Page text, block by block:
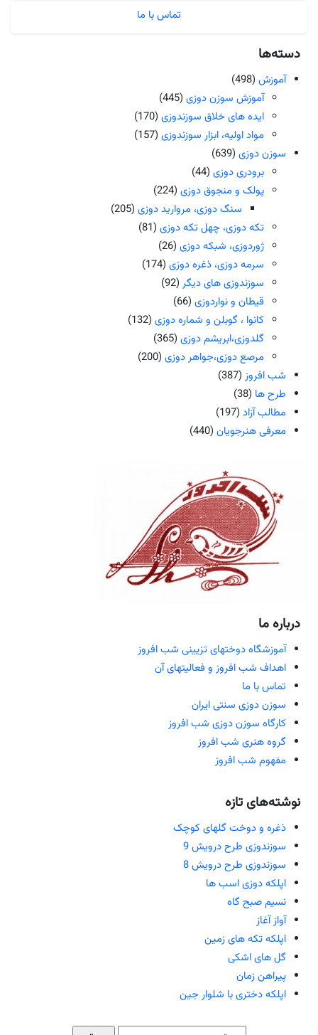
تماس با ما
دسته‌ها
آموزش (498)
آموزش سوزن دوزی (445)
ایده های خلاق سوزندوزی (170)
مواد اولیه، ابزار سوزندوزی (157)
سوزن دوزی (639)
برودری دوزی (44)
پولک و منجوق دوزی (224)
سنگ دوزی، مروارید دوزی(205)
تکه دوزی، چهل تکه دوزی (81)
ژوردوزی، شبکه دوزی (26)
سرمه دوزی، ذغره دوزی (174)
سوزندوزی های دیگر (92)
قیطان و نواردوزی (66)
کانوا ، گوبلن و شماره دوزی (132)
گلدوزی،ابریشم دوزی (365)
مرصع دوزی،جواهر دوزی (200)
شب افروز (387)
طرح ها (38)
مطالب آزاد (197)
معرفی هنرجویان (440)
درباره ما
آموزشگاه دوختهای تزیینی شب افروز
اهداف شب افروز و فعالیتهای آن
تماس با ما
سوزن دوزی سنتی ایران
کارگاه سوزن دوزی شب افروز
گروه هنری شب افروز
مفهوم شب افروز
نوشته‌های تازه
ذغره و دوخت گلهای کوچک
سوزندوزی طرح درویش 9
سوزندوزی طرح درویش 8
اپلکه دوزی اسب ها
نسیم صبح گاه
آواز آغاز
اپلکه تکه های زمین
گل های اشکی
پیراهن زمان
اپلکه دختری با شلوار جین